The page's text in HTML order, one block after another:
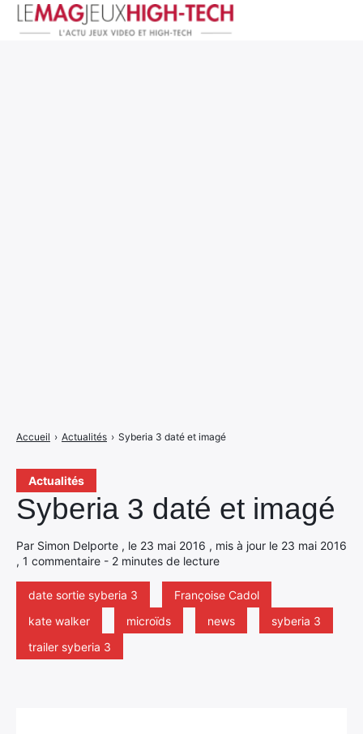
Actualités
Syberia 3 daté et imagé
Par Simon Delporte , le 23 mai 2016 , mis à jour le 23 mai 2016
, 1 commentaire - 2 minutes de lecture
date sortie syberia 3
Françoise Cadol
kate walker
microïds news
syberia 3
trailer syberia 3
Accueil › Actualités › Syberia 3 daté et imagé